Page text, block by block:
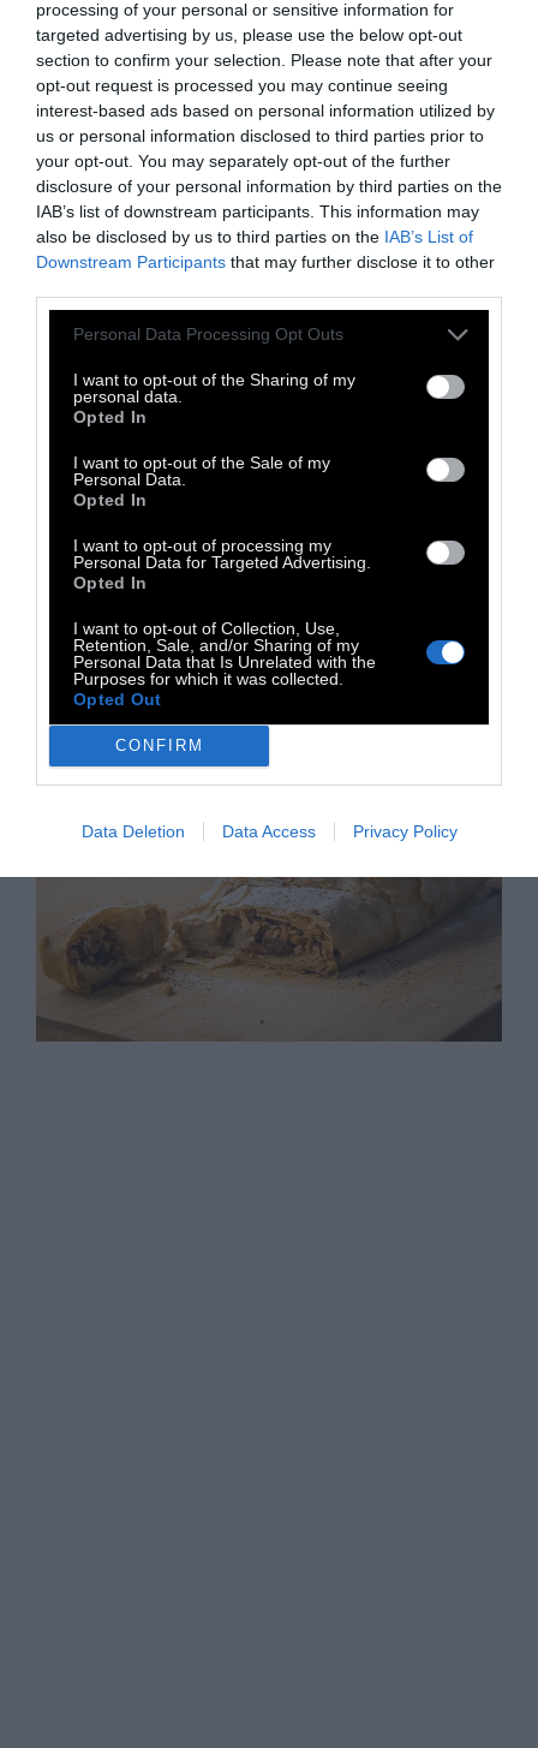
processing of your personal or sensitive information for
targeted advertising by us, please use the below opt-out
section to confirm your selection. Please note that after your
opt-out request is processed you may continue seeing
interest-based ads based on personal information utilized by
us or personal information disclosed to third parties prior to
your opt-out. You may separately opt-out of the further
disclosure of your personal information by third parties on the
IAB’s list of downstream participants. This information may
also be disclosed by us to third parties on the IAB’s List of
Downstream Participants that may further disclose it to other
Personal Data Processing Opt Outs
I want to opt-out of the Sharing of my
personal data.
Opted In
I want to opt-out of the Sale of my
Personal Data.
Opted In
I want to opt-out of processing my
Personal Data for Targeted Advertising.
Opted In
I want to opt-out of Collection, Use,
Retention, Sale, and/or Sharing of my
Personal Data that Is Unrelated with the
Purposes for which it was collected.
Opted Out
CONFIRM
Data Deletion Data Access Privacy Policy
αυτό κι επαναλαμβάνουμε τη διαδικασία με
όλα τα φύλλα. Φροντίζουμε να κρατήσουμε
λίγο βούτυρο για να αλείψουμε την
επιφάνεια του γλυκού αργότερα.
Απλώνουμε τη γέμιση στο κέντρο και κατά
μήκος του τελευταίου φύλλου, πιέζοντάς την
με τα χέρια ώστε να σχηματίσουμε ένα
χοντρό μπαστούνι. Ανασηκώνουμε το φύλλο
από τις άκρες του και σκεπάζουμε τη γέμιση.
προς το κέντρο. Κατόπιν τυλίγουμε το
στρούντελ σε ρολό.
Το βάζουμε στη λαμαρίνα του φούρνου
επιφάνεια σιλικόνης ειδική για ψήσιμο.
Βουτυρώνουμε την επιφάνεια του γλυκού
και ψήνουμε για 1 ώρα περίπου.